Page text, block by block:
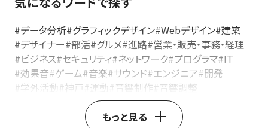
#データ分析#グラフィックデザイン#Webデザイン#建築
#デザイナー#部活#グルメ#進路#営業・販売・事務・経理
#ビジネス#セキュリティ#ネットワーク#プログラマ#IT
#効果音#ゲーム#音楽#サウンド#エンジニア#開発
#学外活動#神戸#運動#音響制作#音響調整
#音響ディレクター#イベント音響
#レコーディングエンジニア#音響ミキサー
もっと見る